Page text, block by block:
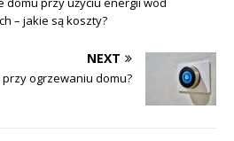
– jakie są koszty?
NEXT
przy ogrzewaniu domu?